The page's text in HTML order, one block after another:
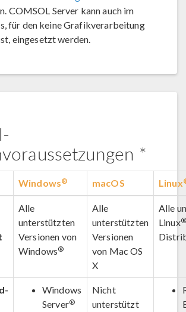
COMSOL Server kann auch im
für den keine Grafikverarbeitung
eingesetzt werden.
*
Windows® macOS Linux
Alle
unterstützten
Versionen von
Windows®
Alle
unterstützten
Versionen
von Mac OS
X
Alle
Linux®
Windows
Server®
Nicht
unterstützt